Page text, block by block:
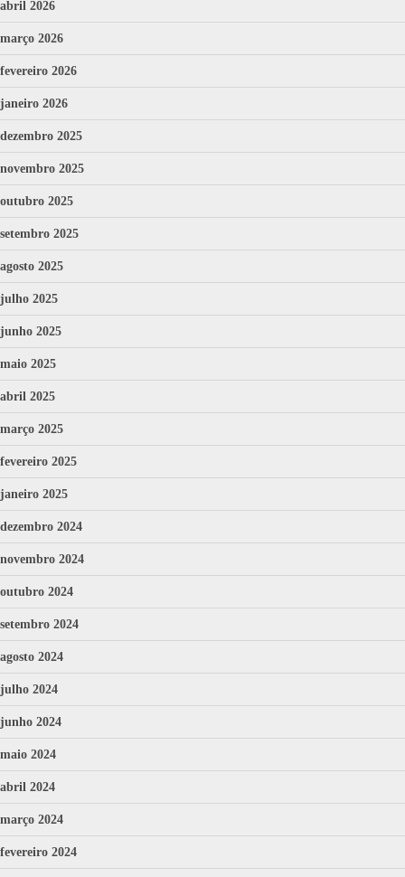
abril 2026
março 2026
fevereiro 2026
janeiro 2026
dezembro 2025
novembro 2025
outubro 2025
setembro 2025
agosto 2025
julho 2025
junho 2025
maio 2025
abril 2025
março 2025
fevereiro 2025
janeiro 2025
dezembro 2024
novembro 2024
outubro 2024
setembro 2024
agosto 2024
julho 2024
junho 2024
maio 2024
abril 2024
março 2024
fevereiro 2024